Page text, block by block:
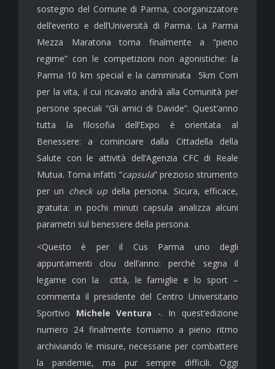
sostegno del Comune di Parma, coorganizzatore
dell’evento e dell’Università di Parma. La Parma
Mezza Maratona torna finalmente a “pieno
regime” con le competizioni non agonistiche: la
Parma 10 km special e la camminata 5km Corri
per la vita, il cui ricavato andrà alla Comunità per
persone speciali “Gli amici di Davide”. Quest’anno
tutta la filosofia dell’Expo è orientata al
Benessere: a cominciare dalla Cittadella della
Salute con le attività dell’Agenzia CFC di Reale
Mutua. Torna infatti “capsula” prezioso strumento
per un check updella persona. Sicura, efficace,
gratuita: in pochi minuti capsula analizza alcuni
parametri sul benessere della persona.
<Questo è per il Cus Parma uno degli
appuntamenti clou dell’anno: perché segna il
legame con la città, le famiglie e lo sport –
commenta il presidente del Centro Universitario
Sportivo Michele Ventura -. In quest’edizione
numero 24 finalmente torniamo a pieno ritmo
archiviando le misure, necessarie per combattere
la pandemie, ma pur sempre difficili. Oggi